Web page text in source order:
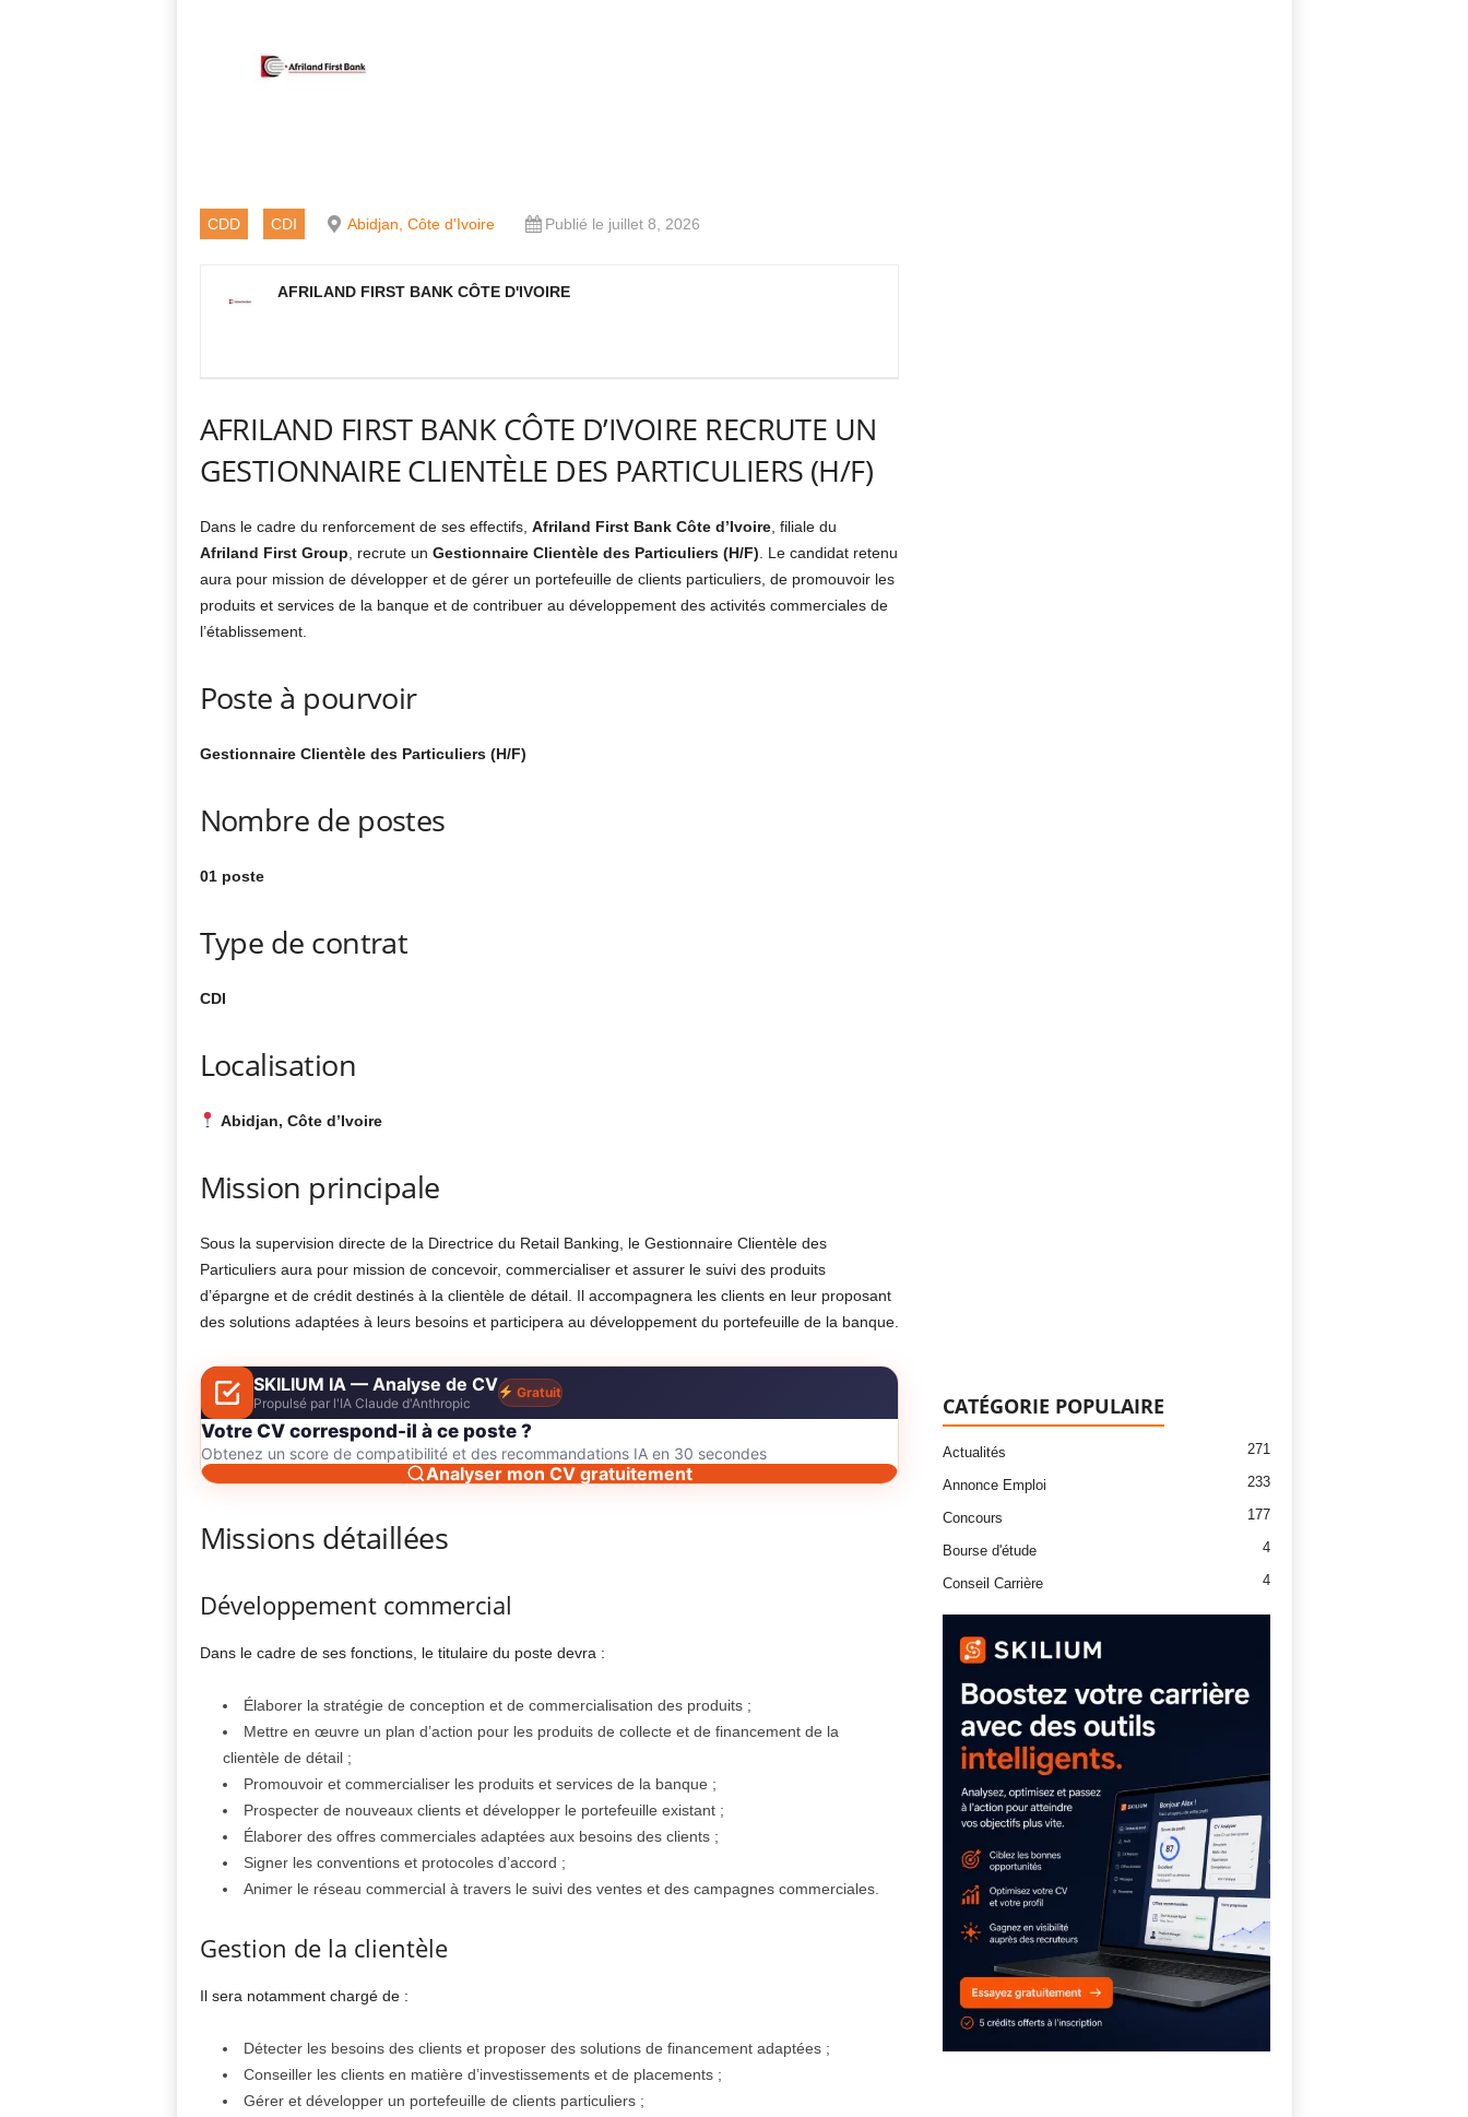
CDD CDI Abidjan, Côte d'Ivoire Publié le juillet 8, 2026
AFRILAND FIRST BANK CÔTE D'IVOIRE
AFRILAND FIRST BANK CÔTE D’IVOIRE RECRUTE UN
GESTIONNAIRE CLIENTÈLE DES PARTICULIERS (H/F)
Dans le cadre du renforcement de ses effectifs, Afriland First Bank Côte d’Ivoire, filiale du
Afriland First Group , recrute un Gestionnaire Clientèle des Particuliers (H/F) . Le candidat retenu
aura pour mission de développer et de gérer un portefeuille de clients particuliers, de promouvoir les
produits et services de la banque et de contribuer au développement des activités commerciales de
l’établissement.
Poste à pourvoir
Gestionnaire Clientèle des Particuliers (H/F)
Nombre de postes
01 poste
Type de contrat
CDI
Localisation
Abidjan, Côte d’Ivoire
Mission principale
Sous la supervision directe de la Directrice du Retail Banking, le Gestionnaire Clientèle des
Particuliers aura pour mission de concevoir, commercialiser et assurer le suivi des produits
d’épargne et de crédit destinés à la clientèle de détail. Il accompagnera les clients en leur proposant
des solutions adaptées à leurs besoins et participera au développement du portefeuille de la banque.
SKILIUM IA — Analyse de CV
Propulsé par l'IA Claude d'Anthropic
Gratuit
Votre CV correspond-il à ce poste ?
Obtenez un score de compatibilité et des recommandations IA en 30 secondes
Analyser mon CV gratuitement
Missions détaillées
Développement commercial
Dans le cadre de ses fonctions, le titulaire du poste devra :
Élaborer la stratégie de conception et de commercialisation des produits ;
Mettre en œuvre un plan d’action pour les produits de collecte et de financement de la
clientèle de détail ;
Promouvoir et commercialiser les produits et services de la banque ;
Prospecter de nouveaux clients et développer le portefeuille existant ;
Élaborer des offres commerciales adaptées aux besoins des clients ;
Signer les conventions et protocoles d’accord ;
Animer le réseau commercial à travers le suivi des ventes et des campagnes commerciales.
Gestion de la clientèle
Il sera notamment chargé de :
Détecter les besoins des clients et proposer des solutions de financement adaptées ;
Conseiller les clients en matière d’investissements et de placements ;
Gérer et développer un portefeuille de clients particuliers ;
CATÉGORIE POPULAIRE
Actualités 271
Annonce Emploi 233
Concours 177
Bourse d'étude 4
Conseil Carrière 4